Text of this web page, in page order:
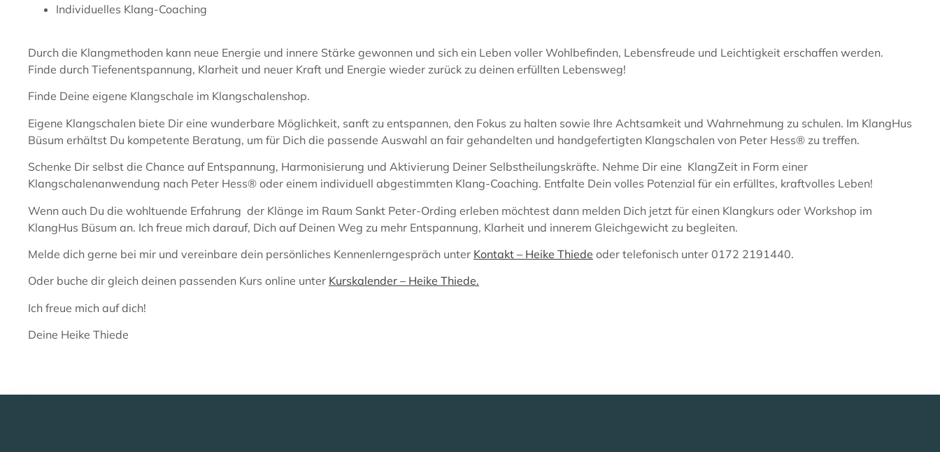
Individuelles Klang-Coaching
Durch die Klangmethoden kann neue Energie und innere Stärke gewonnen und sich ein Leben voller Wohlbefinden, Lebensfreude und Leichtigkeit erschaffen werden.
Finde durch Tiefenentspannung, Klarheit und neuer Kraft und Energie wieder zurück zu deinen erfüllten Lebensweg!
Finde Deine eigene Klangschale im Klangschalenshop.
Eigene Klangschalen biete Dir eine wunderbare Möglichkeit, sanft zu entspannen, den Fokus zu halten sowie Ihre Achtsamkeit und Wahrnehmung zu schulen. Im KlangHus
Büsum erhältst Du kompetente Beratung, um für Dich die passende Auswahl an fair gehandelten und handgefertigten Klangschalen von Peter Hess® zu treffen.
Schenke Dir selbst die Chance auf Entspannung, Harmonisierung und Aktivierung Deiner Selbstheilungskräfte. Nehme Dir eine KlangZeit in Form einer
Klangschalenanwendung nach Peter Hess® oder einem individuell abgestimmten Klang-Coaching. Entfalte Dein volles Potenzial für ein erfülltes, kraftvolles Leben!
Wenn auch Du die wohltuende Erfahrung der Klänge im Raum Sankt Peter-Ording erleben möchtest dann melden Dich jetzt für einen Klangkurs oder Workshop im
KlangHus Büsum an. Ich freue mich darauf, Dich auf Deinen Weg zu mehr Entspannung, Klarheit und innerem Gleichgewicht zu begleiten.
Melde dich gerne bei mir und vereinbare dein persönliches Kennenlerngespräch unter Kontakt – Heike Thiede oder telefonisch unter 0172 2191440.
Oder buche dir gleich deinen passenden Kurs online unter Kurskalender – Heike Thiede.
Ich freue mich auf dich!
Deine Heike Thiede